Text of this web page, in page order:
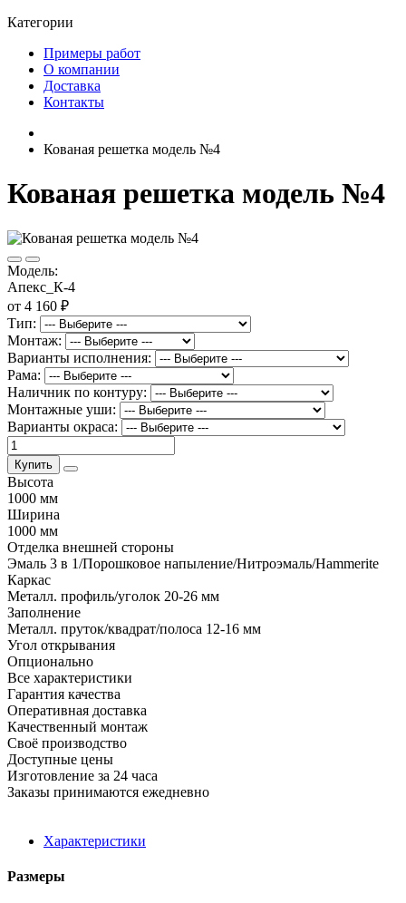
Категории
Примеры работ
О компании
Доставка
Контакты
Кованая решетка модель №4
Кованая решетка модель №4
Модель:
Апекс_К-4
от 4 160 ₽
Тип:
Монтаж:
Варианты исполнения:
Рама:
Наличник по контуру:
Монтажные уши:
Варианты окраса:
Купить
Высота
1000 мм
Ширина
1000 мм
Отделка внешней стороны
Эмаль 3 в 1/Порошковое напыление/Нитроэмаль/Hammerite
Каркас
Металл. профиль/уголок 20-26 мм
Заполнение
Металл. пруток/квадрат/полоса 12-16 мм
Угол открывания
Опционально
Все характеристики
Гарантия качества
Оперативная доставка
Качественный монтаж
Своё производство
Доступные цены
Изготовление за 24 часа
Заказы принимаются ежедневно
Характеристики
Размеры